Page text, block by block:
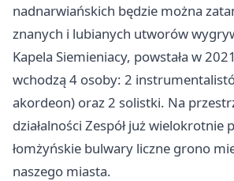
nadnarwiańskich będzie można
znanych i lubianych utworów
Kapela Siemieniacy, powstała w
wchodzą 4 osoby: 2
akordeon) oraz 2 solistki. Na
działalności Zespół już wielokrotnie
łomżyńskie bulwary liczne grono
naszego miasta.